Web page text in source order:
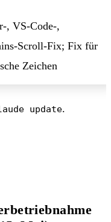
, VS-Code-,
Scroll-Fix; Fix für
Zeichen
update.